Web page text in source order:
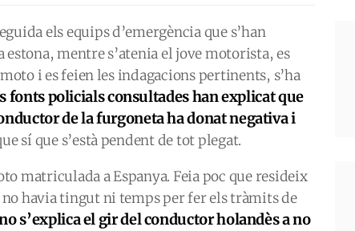
els equips d’emergència que s’han
mentre s’atenia el jove motorista, es
i es feien les indagacions pertinents, s’ha
fonts policials consultades han explicat que
de la furgoneta ha donat negativa i
sí que s’està pendent de tot plegat.
matriculada a Espanya. Feia poc que resideix
havia tingut ni temps per fer els tràmits de
s’explica el gir del conductor holandès a no